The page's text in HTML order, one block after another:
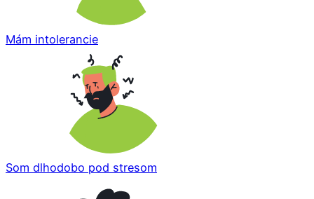
Mám intolerancie
Som dlhodobo pod stresom